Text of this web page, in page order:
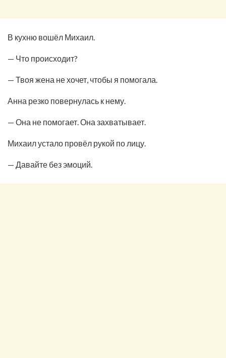
В кухню вошёл Михаил.
— Что происходит?
— Твоя жена не хочет, чтобы я помогала.
Анна резко повернулась к нему.
— Она не помогает. Она захватывает.
Михаил устало провёл рукой по лицу.
— Давайте без эмоций.